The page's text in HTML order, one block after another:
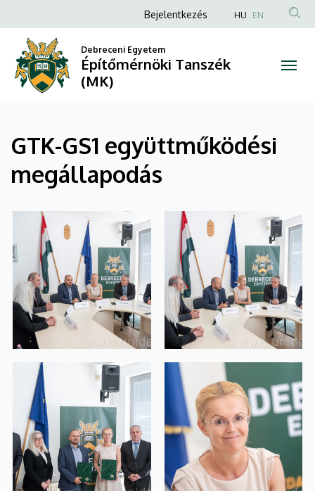
Építőmérnöki
Tanszék
(MK)
a
tartalomra
Anonim
fiók
menüje
Bejelentkezés HU EN
Debreceni Egyetem
Építőmérnöki Tanszék
(MK)
GTK-GS1 együttműködési
megállapodás